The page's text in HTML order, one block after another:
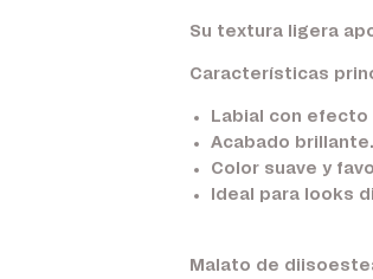
Su textura ligera
Características
Labial con
Acabado brillante.
Color suave y
Ideal para looks
Malato de